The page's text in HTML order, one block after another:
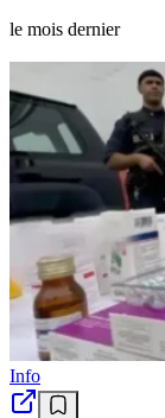
le mois dernier
Info